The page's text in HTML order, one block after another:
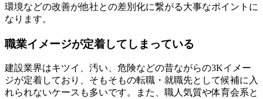
環境などの改善が他社との差別化に繋がる大事なポイントに
なります。
職業イメージが定着してしまっている
建設業界はキツイ、汚い、危険などの昔ながらの3Kイメー
ジが定着しており、そもそもの転職・就職先として候補に入
れられないケースも多いです。また、職人気質や体育会系と